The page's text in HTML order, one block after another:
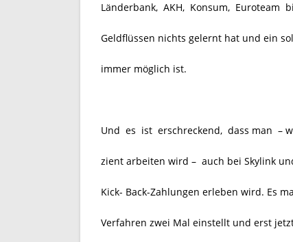
Länderbank, AKH, Konsum, Euroteam
Geldflüssen nichts gelernt hat und ein
immer möglich ist.
Und es ist erschreckend, dass man –
zient arbeiten wird – auch bei Skylink
Kick- Back-Zahlungen erleben wird. Es
Verfahren zwei Mal einstellt und erst